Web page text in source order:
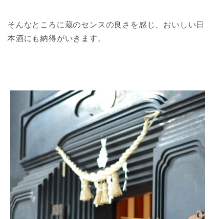
そんなところに蔵のセンスの良さを感じ、おいしい日
本酒にも納得がいきます。